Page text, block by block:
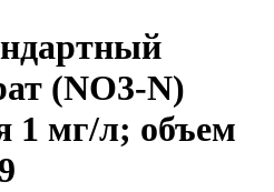
(NO3-N)
1 мг/л; объем